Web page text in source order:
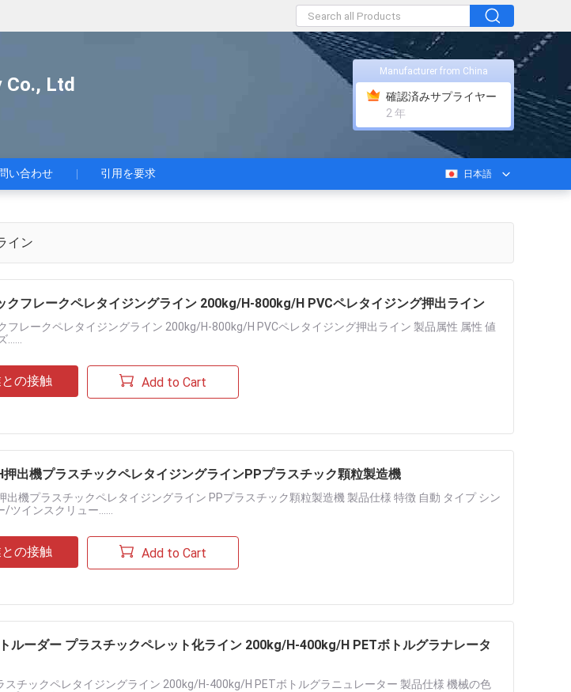
Co., Ltd
Manufacturer from China
確認済みサプライヤー
2 年
い合わせ 引用を要求 日本語
イン
クフレークペレタイジングライン 200kg/H-800kg/H PVCペレタイジング押出ライン
フレークペレタイジングライン 200kg/H-800kg/H PVCペレタイジング押出ライン 製品属性 属性 値
の接触 Add to Cart
出機プラスチックペレタイジングラインPPプラスチック顆粒製造機
出機プラスチックペレタイジングライン PPプラスチック顆粒製造機 製品仕様 特徴 自動 タイプ シン
ツインスクリュー......
の接触 Add to Cart
ルーダー プラスチックペレット化ライン 200kg/H-400kg/H PETボトルグラナレータ
スチックペレタイジングライン 200kg/H-400kg/H PETボトルグラニュレーター 製品仕様 機械の色